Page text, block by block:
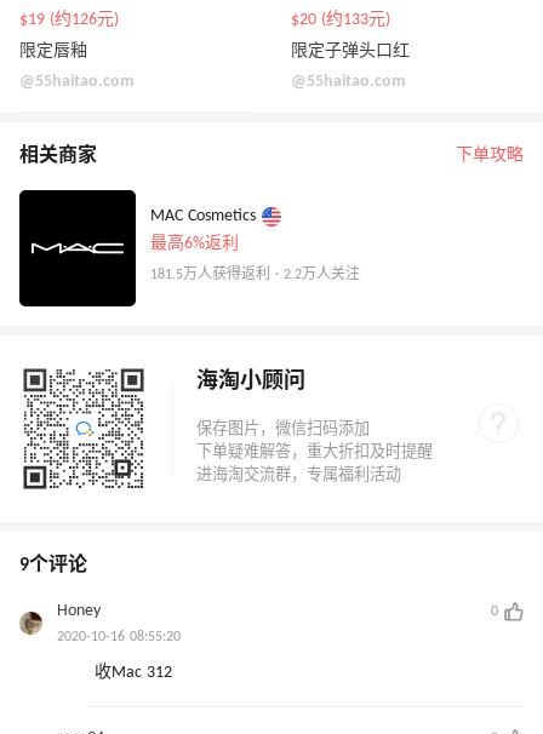
$19 (约126元)
限定唇釉
@55haitao.com
$20 (约133元)
限定子弹头口红
@55haitao.com
相关商家 下单攻略
MAC Cosmetics
最高6%返利
181.5万人获得返利 · 2.2万人关注
海淘小顾问
9个评论
Honey
0
2020-10-16 08:55:20
收Mac 312